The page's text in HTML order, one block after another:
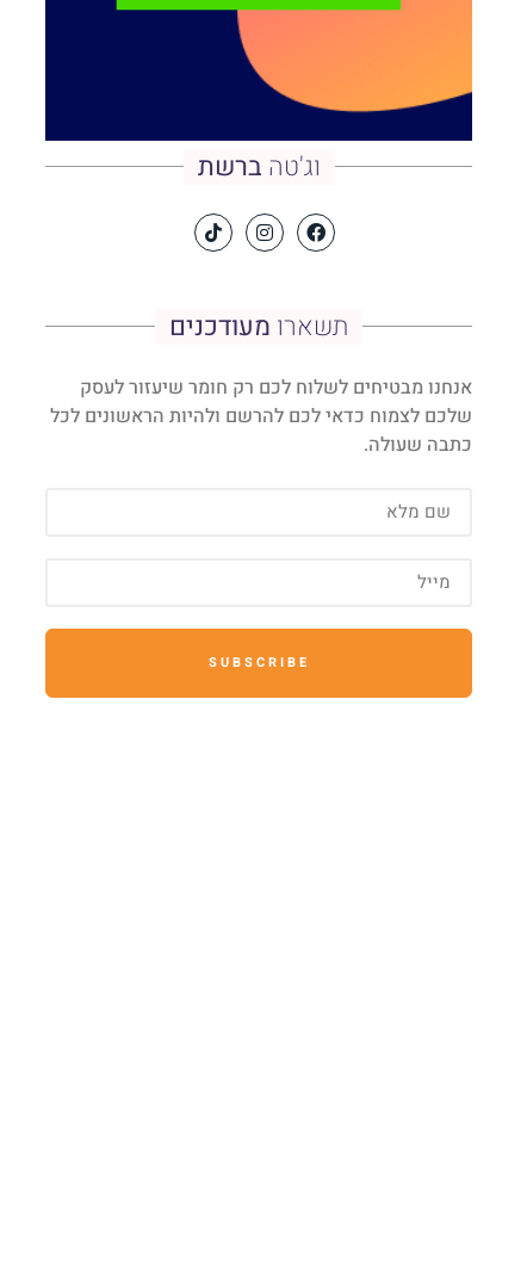
וג'טה ברשת
תשארו מעודכנים
אנחנו מבטיחים לשלוח לכם רק חומר שיעזור לעסק
שלכם לצמוח כדאי לכם להרשם ולהיות הראשונים לכל
כתבה שעולה.
SUBSCRIBE